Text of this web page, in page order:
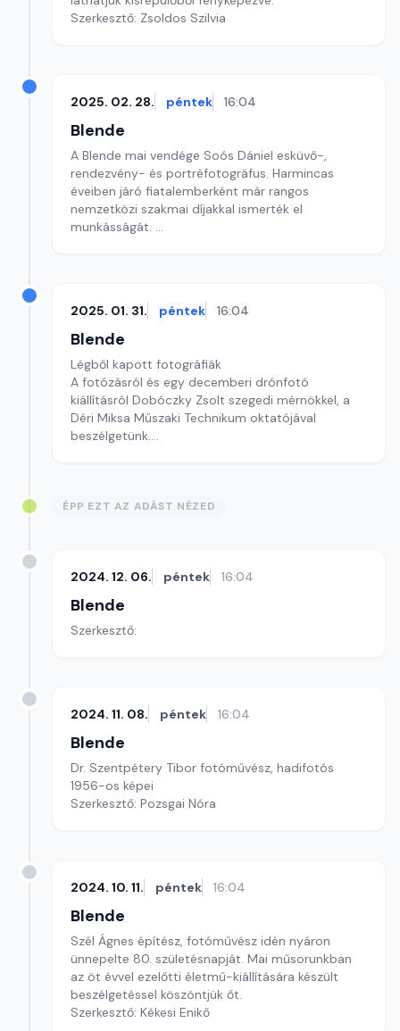
Szerkesztő: Zsoldos Szilvia
2025. 02. 28. péntek 16:04
Blende
A Blende mai vendége Soós Dániel esküvő-,
rendezvény- és portréfotográfus. Harmincas
éveiben járó fiatalemberként már rangos
nemzetközi szakmai díjakkal ismerték el
munkásságát.
2025. 01. 31. péntek 16:04
Blende
Légből kapott fotográfiák
A fotózásról és egy decemberi drónfotó
kiállításról Dobóczky Zsolt szegedi mérnökkel, a
Déri Miksa Műszaki Technikum oktatójával
beszélgetünk.
ÉPP EZT AZ ADÁST NÉZED
2024. 12. 06. péntek 16:04
Blende
Szerkesztő:
2024. 11. 08. péntek 16:04
Blende
Dr. Szentpétery Tibor fotóművész, hadifotós
1956-os képei
Szerkesztő: Pozsgai Nóra
2024. 10. 11. péntek 16:04
Blende
Szél Ágnes építész, fotóművész idén nyáron
ünnepelte 80. születésnapját. Mai műsorunkban
az öt évvel ezelőtti életmű-kiállítására készült
beszélgetéssel köszöntjük őt.
Szerkesztő: Kékesi Enikő